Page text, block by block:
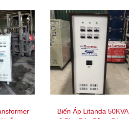
Biến Áp Litanda 50KVA